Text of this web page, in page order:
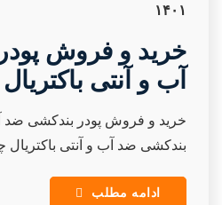
۱۴۰۱
خرید و فروش
آب و آنتی باکتریال
خرید و فروش پودر بندکشی ضد آب
بندکشی ضد آب و آنتی
ادامه مطلب